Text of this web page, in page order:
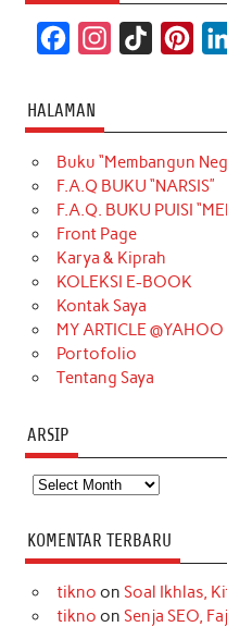
c
e
b
o
o
k
t
a
g
r
a
m
T
o
k
t
e
r
HALAMAN
Buku “Membangun
F.A.Q BUKU “NARSIS”
F.A.Q. BUKU PUISI
Front Page
Karya & Kiprah
KOLEKSI E-BOOK
Kontak Saya
MY ARTICLE
Portofolio
Tentang Saya
ARSIP
Arsip
KOMENTAR TERBARU
tikno on Soal Ikhlas,
tikno on Senja SEO,